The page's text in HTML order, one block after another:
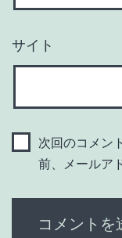
サイト
次回のコメン
前、メールア